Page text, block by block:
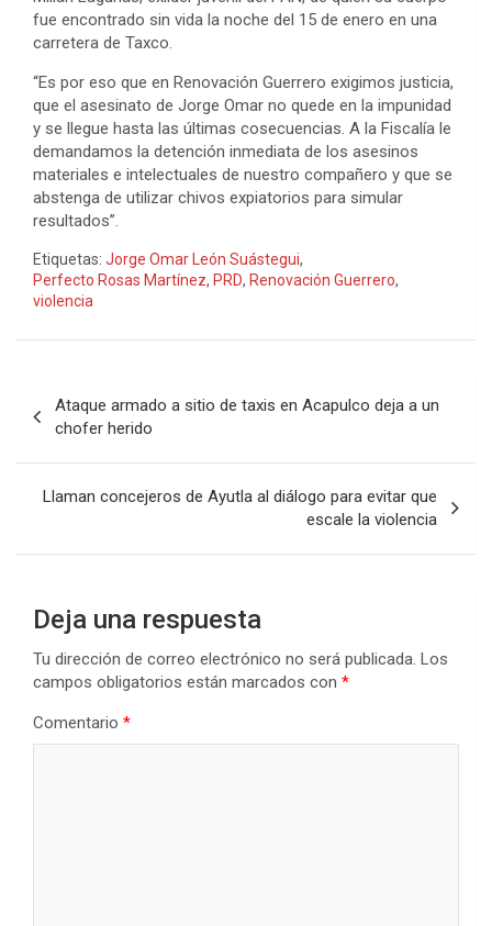
fue encontrado sin vida la noche del 15 de enero en una
carretera de Taxco.
“Es por eso que en Renovación Guerrero exigimos justicia,
que el asesinato de Jorge Omar no quede en la impunidad
y se llegue hasta las últimas cosecuencias. A la Fiscalía le
demandamos la detención inmediata de los asesinos
materiales e intelectuales de nuestro compañero y que se
abstenga de utilizar chivos expiatorios para simular
resultados”.
Etiquetas: Jorge Omar León Suástegui,
Perfecto Rosas Martínez, PRD, Renovación Guerrero,
violencia
de
entradas
Ataque armado a sitio de taxis en Acapulco deja a un
chofer herido
Llaman concejeros de Ayutla al diálogo para evitar que
escale la violencia
Deja una respuesta
Tu dirección de correo electrónico no será publicada. Los
campos obligatorios están marcados con *
Comentario *